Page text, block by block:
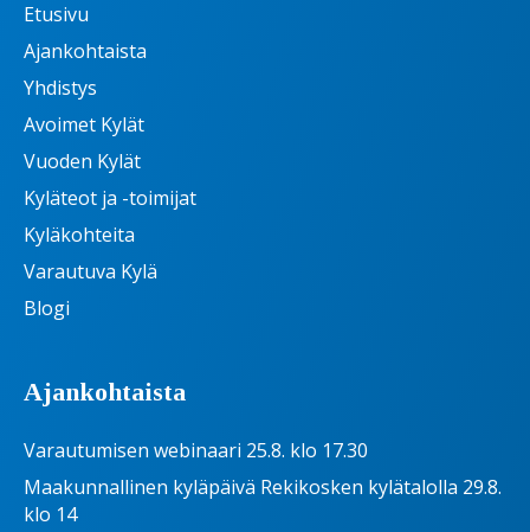
Etusivu
Ajankohtaista
Yhdistys
Avoimet Kylät
Vuoden Kylät
Kyläteot ja -toimijat
Kyläkohteita
Varautuva Kylä
Blogi
Ajankohtaista
Varautumisen webinaari 25.8. klo 17.30
Maakunnallinen kyläpäivä Rekikosken kylätalolla 29.8.
klo 14